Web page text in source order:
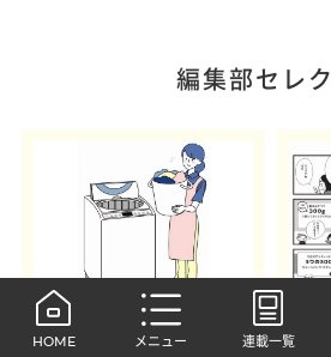
HOME メニュー 連載一覧
編集部セレ
project50s